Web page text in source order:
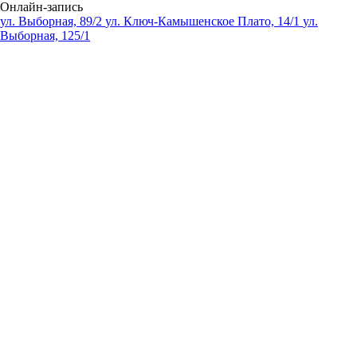
Онлайн-запись
ул. Выборная, 89/2 ул. Ключ-Камышенское Плато, 14/1 ул.
Выборная, 125/1